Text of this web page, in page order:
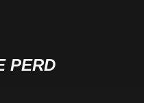
PERD